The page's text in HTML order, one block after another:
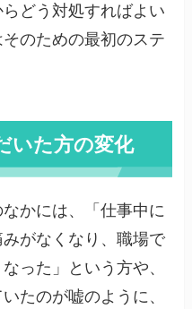
どう対処すればよい
のための最初のステ
いた方の変化
かには、「仕事中に
がなくなり、職場で
った」という方や、
たのが嘘のように、